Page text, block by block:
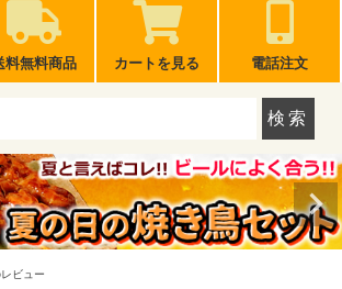
料無料商品 カートを見る 電話注文
検索
ビュー